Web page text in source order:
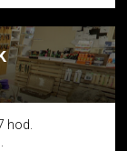
hod.